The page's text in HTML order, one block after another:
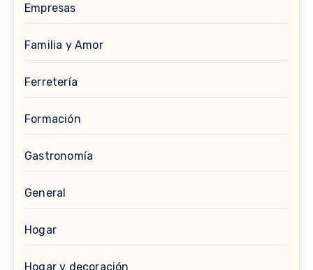
Empresas
Familia y Amor
Ferretería
Formación
Gastronomía
General
Hogar
Hogar y decoración